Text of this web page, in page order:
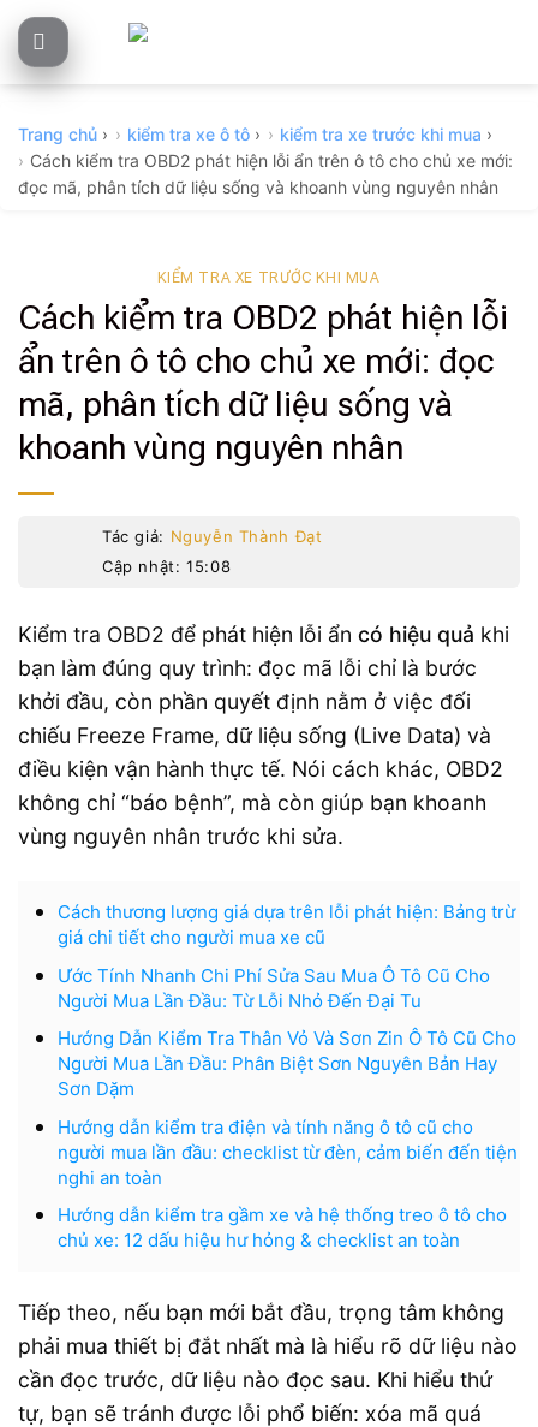
Skip
to
Trang chủ › kiểm tra xe ô tô › kiểm tra xe trước khi mua ›
Cách kiểm tra OBD2 phát hiện lỗi ẩn trên ô tô cho chủ xe mới:
đọc mã, phân tích dữ liệu sống và khoanh vùng nguyên nhân
KIỂM TRA XE TRƯỚC KHI MUA
Cách kiểm tra OBD2 phát hiện lỗi
ẩn trên ô tô cho chủ xe mới: đọc
mã, phân tích dữ liệu sống và
khoanh vùng nguyên nhân
Tác giả: Nguyễn Thành Đạt
Cập nhật: 15:08
Kiểm tra OBD2 để phát hiện lỗi ẩn có hiệu quả khi
bạn làm đúng quy trình: đọc mã lỗi chỉ là bước
khởi đầu, còn phần quyết định nằm ở việc đối
chiếu Freeze Frame, dữ liệu sống (Live Data) và
điều kiện vận hành thực tế. Nói cách khác, OBD2
không chỉ “báo bệnh”, mà còn giúp bạn khoanh
vùng nguyên nhân trước khi sửa.
Cách thương lượng giá dựa trên lỗi phát hiện: Bảng trừ
giá chi tiết cho người mua xe cũ
Ước Tính Nhanh Chi Phí Sửa Sau Mua Ô Tô Cũ Cho
Người Mua Lần Đầu: Từ Lỗi Nhỏ Đến Đại Tu
Hướng Dẫn Kiểm Tra Thân Vỏ Và Sơn Zin Ô Tô Cũ Cho
Người Mua Lần Đầu: Phân Biệt Sơn Nguyên Bản Hay
Sơn Dặm
Hướng dẫn kiểm tra điện và tính năng ô tô cũ cho
người mua lần đầu: checklist từ đèn, cảm biến đến tiện
nghi an toàn
Hướng dẫn kiểm tra gầm xe và hệ thống treo ô tô cho
chủ xe: 12 dấu hiệu hư hỏng & checklist an toàn
Tiếp theo, nếu bạn mới bắt đầu, trọng tâm không
phải mua thiết bị đắt nhất mà là hiểu rõ dữ liệu nào
cần đọc trước, dữ liệu nào đọc sau. Khi hiểu thứ
tự, bạn sẽ tránh được lỗi phổ biến: xóa mã quá